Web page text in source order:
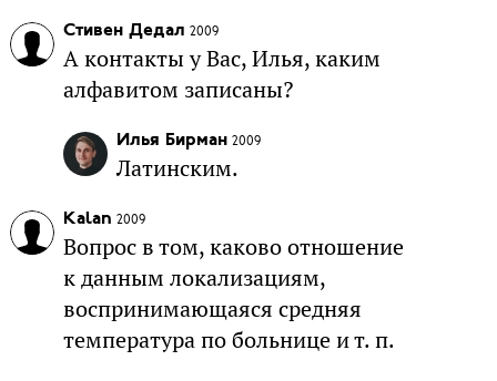
Стивен Дедал 2009
А контакты у Вас, Илья, каким
алфавитом записаны?
Илья Бирман 2009
Латинским.
Kalan 2009
Вопрос в том, каково отношение
к данным локализациям,
воспринимающаяся средняя
температура по больнице и т. п.